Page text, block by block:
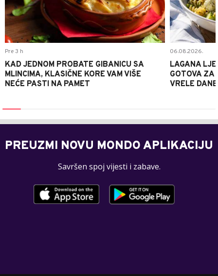
Pre 3 h
KAD JEDNOM PROBATE GIBANICU SA
MLINCIMA, KLASIČNE KORE VAM VIŠE
NEĆE PASTI NA PAMET
06.08.2026.
LAGANA
GOTOVA ZA
VRELE DANE
PREUZMI NOVU MONDO APLIKACIJU
Savršen spoj vijesti i zabave.